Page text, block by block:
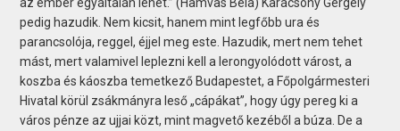
pedig hazudik. Nem kicsit, hanem mint legfőbb ura és
parancsolója, reggel, éjjel meg este. Hazudik, mert nem tehet
mást, mert valamivel leplezni kell a lerongyolódott várost, a
koszba és káoszba temetkező Budapestet, a Főpolgármesteri
Hivatal körül zsákmányra leső „cápákat”, hogy úgy pereg ki a
város pénze az ujjai közt, mint magvető kezéből a búza. De a